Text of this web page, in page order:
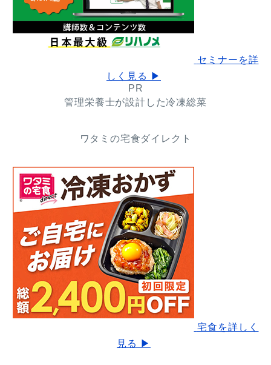
セミナーを詳
しく見る ▶
PR
管理栄養士が設計した冷凍総菜
ワタミの宅食ダイレクト
宅食を詳しく
見る ▶